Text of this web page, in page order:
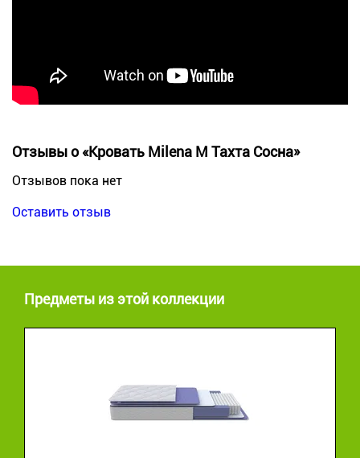
Отзывы о «Кровать Milena М Тахта Сосна»
Отзывов пока нет
Оставить отзыв
Предметы из этой коллекции